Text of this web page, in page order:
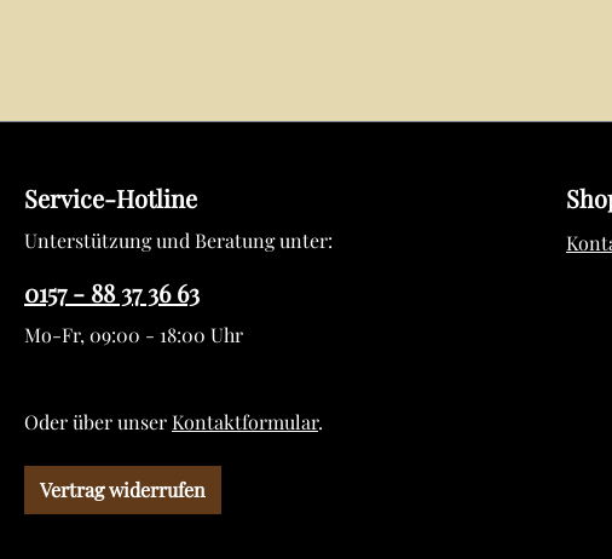
Service-Hotline
Unterstützung und Beratung unter:
0157 - 88 37 36 63
Mo-Fr, 09:00 - 18:00 Uhr
Oder über unserKontaktformular.
Vertrag widerrufen